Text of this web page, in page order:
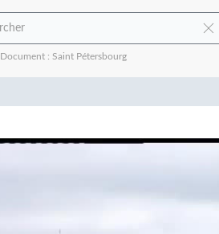
Document : Saint Pétersbourg